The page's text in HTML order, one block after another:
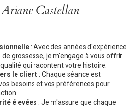
Castellan
: Avec des années d'expérience
grossesse, je m'engage à vous offrir
qui racontent votre histoire.
le client : Chaque séance est
besoins et vos préférences pour
élevées : Je m'assure que chaque